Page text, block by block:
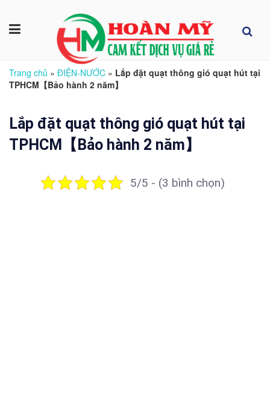
Trang chủ » ĐIỆN-NƯỚC » Lắp đặt quạt thông gió quạt hút tại
TPHCM【Bảo hành 2 năm】
Lắp đặt quạt thông gió quạt hút tại
TPHCM【Bảo hành 2 năm】
5/5 - (3 bình chọn)